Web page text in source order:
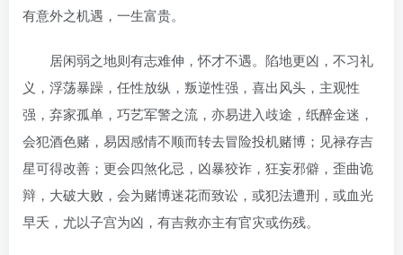
有意外之机遇，一生富贵。
居闲弱之地则有志难伸，怀才不遇。陷地更凶，不习礼
义，浮荡暴躁，任性放纵，叛逆性强，喜出风头，主观性
强，弃家孤单，巧艺军警之流，亦易进入歧途，纸醉金迷，
会犯酒色赌，易因感情不顺而转去冒险投机赌博；见禄存吉
星可得改善；更会四煞化忌，凶暴狡诈，狂妄邪僻，歪曲诡
辩，大破大败，会为赌博迷花而致讼，或犯法遭刑，或血光
早夭，尤以子宫为凶，有吉救亦主有官灾或伤残。